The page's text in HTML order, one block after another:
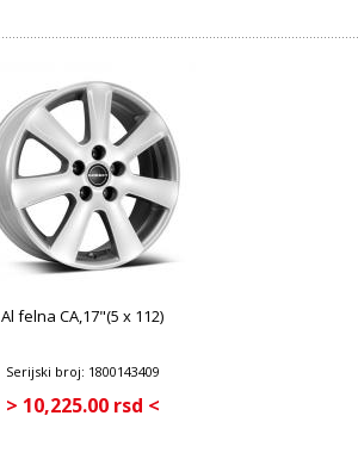
Al felna CA,17"(5 x 112)
Serijski broj: 1800143409
> 10,225.00 rsd <